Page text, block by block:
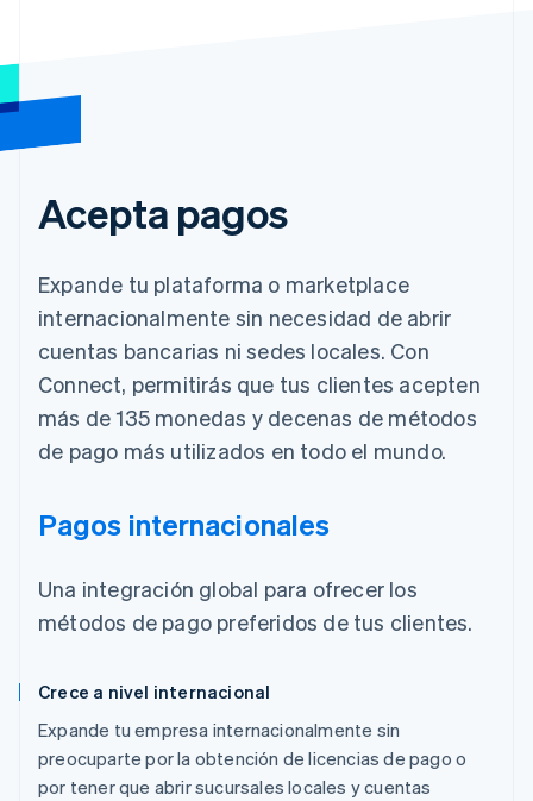
Acepta pagos
Expande tu plataforma o marketplace
internacionalmente sin necesidad de abrir
cuentas bancarias ni sedes locales. Con
Connect, permitirás que tus clientes acepten
más de 135 monedas y decenas de métodos
de pago más utilizados en todo el mundo.
Pagos internacionales
Una integración global para ofrecer los
métodos de pago preferidos de tus clientes.
Crece a nivel internacional
Expande tu empresa internacionalmente sin
preocuparte por la obtención de licencias de pago o
por tener que abrir sucursales locales y cuentas